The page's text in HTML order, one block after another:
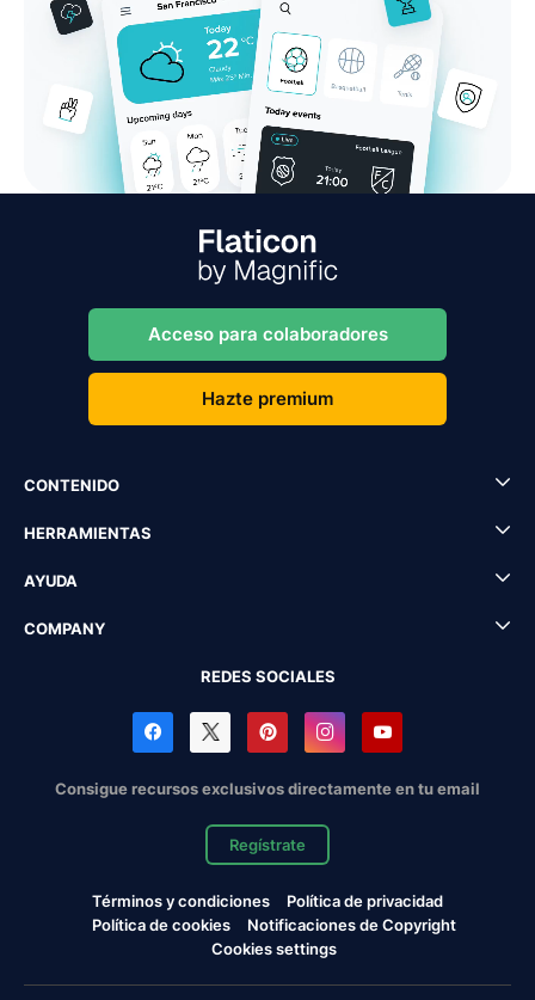
Acceso para colaboradores
Hazte premium
CONTENIDO
HERRAMIENTAS
AYUDA
COMPANY
REDES SOCIALES
Consigue recursos exclusivos directamente en tu email
Regístrate
Términos y condiciones
Política de privacidad
Política de cookies
Notificaciones de Copyright
Cookies settings